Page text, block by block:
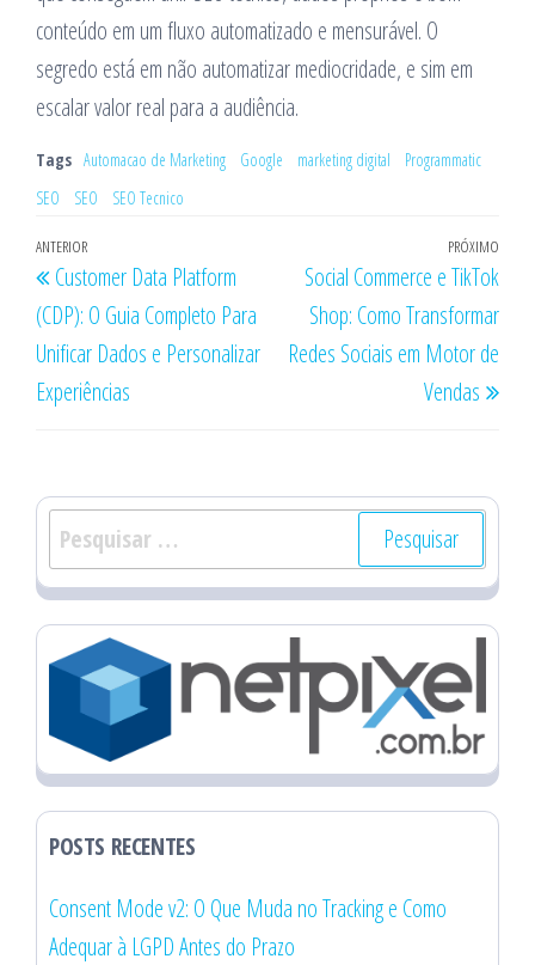
conteúdo em um fluxo automatizado e mensurável. O
segredo está em não automatizar mediocridade, e sim em
escalar valor real para a audiência.
Tags Automacao de Marketing Google marketing digital
Programmatic
SEO
SEO SEO Tecnico
Navegação
de
Post
Post
anterior
ANTERIOR
Customer Data Platform
(CDP): O Guia Completo Para
Unificar Dados e Personalizar
Experiências
post
PRÓXIMO
Social Commerce e TikTok
Shop: Como Transformar
Redes Sociais em Motor de
Vendas
Pesquisar
por:
POSTS RECENTES
Consent Mode v2: O Que Muda no Tracking e Como
Adequar à LGPD Antes do Prazo